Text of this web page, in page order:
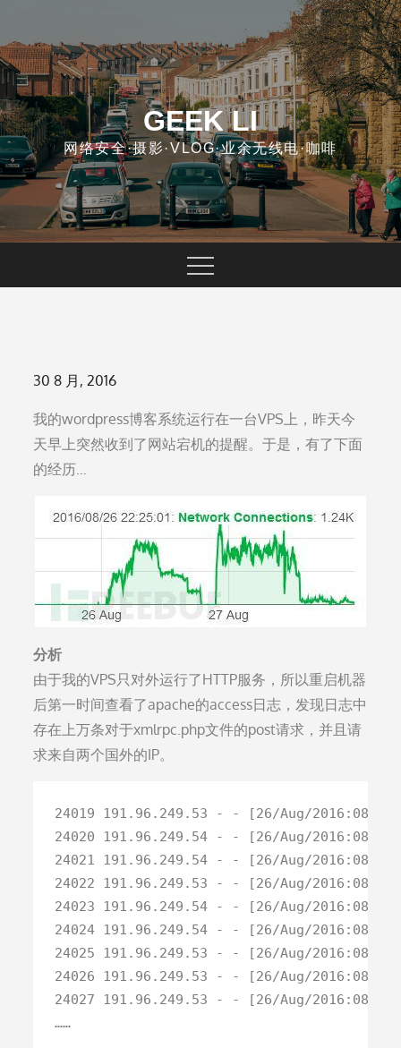
content
GEEK LI
网络安全·摄影·VLOG·业余无线电·咖啡
Posted
30 8 月, 2016
我的wordpress博客系统运行在一台VPS上，昨天今
天早上突然收到了网站宕机的提醒。于是，有了下面
的经历…
分析
由于我的VPS只对外运行了HTTP服务，所以重启机器
后第一时间查看了apache的access日志，发现日志中
存在上万条对于xmlrpc.php文件的post请求，并且请
求来自两个国外的IP。
24019 191.96.249.53 - - [26/Aug/
24020 191.96.249.54 - - [26/Aug/
24021 191.96.249.54 - - [26/Aug/
24022 191.96.249.53 - - [26/Aug/
24023 191.96.249.54 - - [26/Aug/
24024 191.96.249.54 - - [26/Aug/
24025 191.96.249.53 - - [26/Aug/
24026 191.96.249.53 - - [26/Aug/
24027 191.96.249.53 - - [26/Aug/